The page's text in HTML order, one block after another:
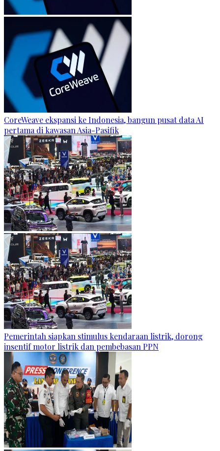
CoreWeave ekspansi ke Indonesia, bangun pusat data AI
pertama di kawasan Asia-Pasifik
Pemerintah siapkan stimulus kendaraan listrik, dorong
insentif motor listrik dan pembebasan PPN